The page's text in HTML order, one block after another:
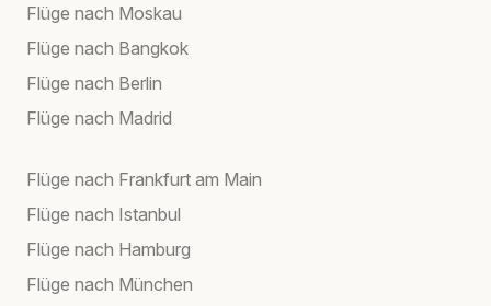
Flüge nach Moskau
Flüge nach Bangkok
Flüge nach Berlin
Flüge nach Madrid
Flüge nach Frankfurt am Main
Flüge nach Istanbul
Flüge nach Hamburg
Flüge nach München